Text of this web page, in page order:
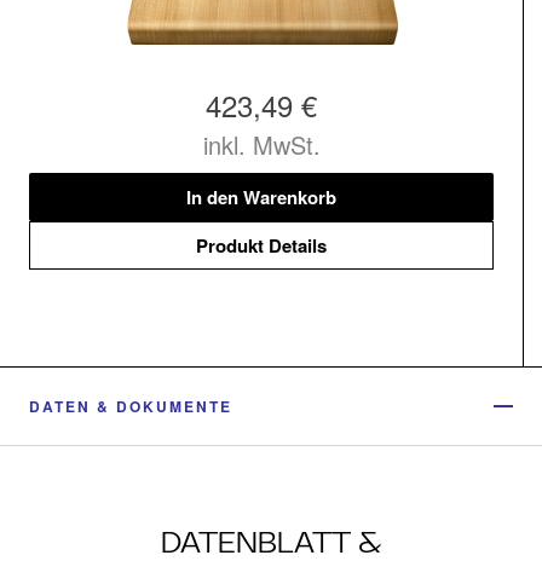
423,49 €
inkl. MwSt.
In den Warenkorb
Produkt Details
DATEN & DOKUMENTE
DATENBLATT &